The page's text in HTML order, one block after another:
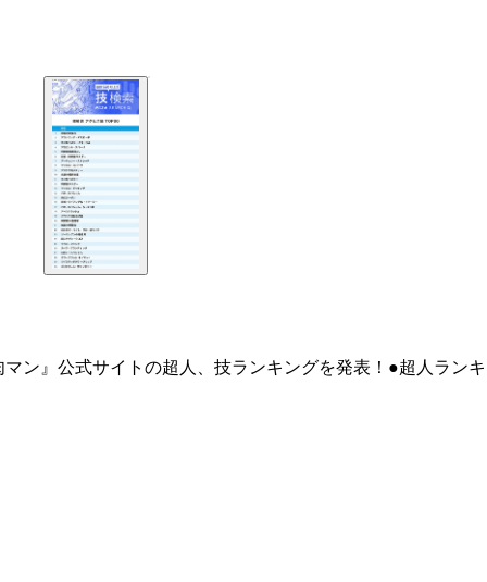
ン』公式サイトの超人、技ランキングを発表！●超人ランキ